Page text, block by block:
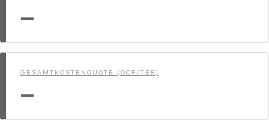
—
GESAMTKOSTENQUOTE (OCF/TER)
—